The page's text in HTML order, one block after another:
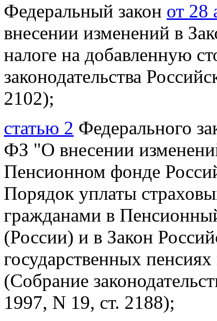
Федеральный закон от 28
внесении изменений в
налоге на добавленную
законодательства
2102);
статью 2 Федерального
ФЗ "О внесении
Пенсионном фонде
Порядок уплаты
гражданами в
(России) и в Закон
государственных пенсиях
(Собрание
1997, N 19, ст. 2188);